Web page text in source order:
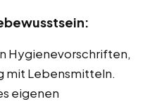
Hygienevorschriften,
mit Lebensmitteln.
eigenen